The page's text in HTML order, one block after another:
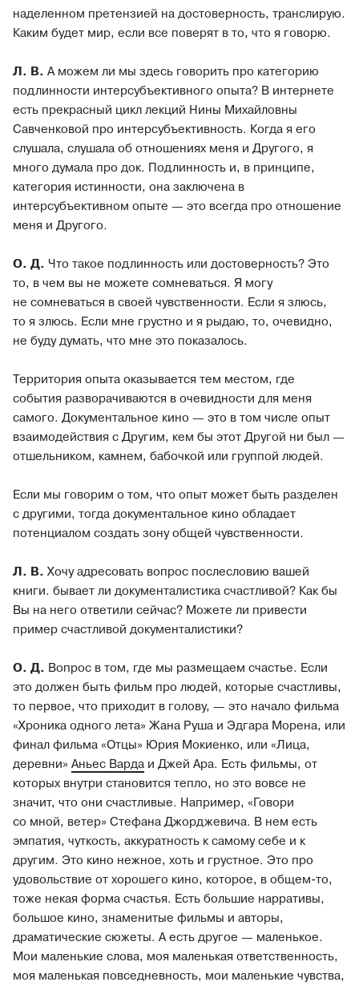
наделенном претензией на достоверность, транслирую.
Каким будет мир, если все поверят в то, что я говорю.
Л. В. А можем ли мы здесь говорить про категорию
подлинности интерсубъективного опыта? В интернете
есть прекрасный цикл лекций Нины Михайловны
Савченковой про интерсубъективность. Когда я его
слушала, слушала об отношениях меня и Другого, я
много думала про док. Подлинность и, в принципе,
категория истинности, она заключена в
интерсубъективном опыте — это всегда про отношение
меня и Другого.
О. Д. Что такое подлинность или достоверность? Это
то, в чем вы не можете сомневаться. Я могу
не сомневаться в своей чувственности. Если я злюсь,
то я злюсь. Если мне грустно и я рыдаю, то, очевидно,
не буду думать, что мне это показалось.
Территория опыта оказывается тем местом, где
события разворачиваются в очевидности для меня
самого. Документальное кино — это в том числе опыт
взаимодействия с Другим, кем бы этот Другой ни был —
отшельником, камнем, бабочкой или группой людей.
Если мы говорим о том, что опыт может быть разделен
с другими, тогда документальное кино обладает
потенциалом создать зону общей чувственности.
Л. В. Хочу адресовать вопрос послесловию вашей
книги. бывает ли документалистика счастливой? Как бы
Вы на него ответили сейчас? Можете ли привести
пример счастливой документалистики?
О. Д. Вопрос в том, где мы размещаем счастье. Если
это должен быть фильм про людей, которые счастливы,
то первое, что приходит в голову, — это начало фильма
«Хроника одного лета» Жана Руша и Эдгара Морена, или
финал фильма «Отцы» Юрия Мокиенко, или «Лица,
деревни» Аньес Варда и Джей Ара. Есть фильмы, от
которых внутри становится тепло, но это вовсе не
значит, что они счастливые. Например, «Говори
со мной, ветер» Стефана Джорджевича. В нем есть
эмпатия, чуткость, аккуратность к самому себе и к
другим. Это кино нежное, хоть и грустное. Это про
удовольствие от хорошего кино, которое, в общем-то,
тоже некая форма счастья. Есть большие нарративы,
большое кино, знаменитые фильмы и авторы,
драматические сюжеты. А есть другое — маленькое.
Мои маленькие слова, моя маленькая ответственность,
моя маленькая повседневность, мои маленькие чувства,